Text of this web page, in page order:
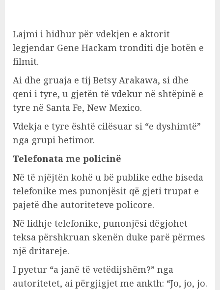
Lajmi i hidhur për vdekjen e aktorit
legjendar Gene Hackam tronditi dje botën e
filmit.
Ai dhe gruaja e tij Betsy Arakawa, si dhe
qeni i tyre, u gjetën të vdekur në shtëpinë e
tyre në Santa Fe, New Mexico.
Vdekja e tyre është cilësuar si “e dyshimtë”
nga grupi hetimor.
Telefonata me policinë
Në të njëjtën kohë u bë publike edhe biseda
telefonike mes punonjësit që gjeti trupat e
pajetë dhe autoriteteve policore.
Në lidhje telefonike, punonjësi dëgjohet
teksa përshkruan skenën duke parë përmes
një dritareje.
I pyetur “a janë të vetëdijshëm?” nga
autoritetet, ai përgjigjet me ankth: “Jo, jo, jo.